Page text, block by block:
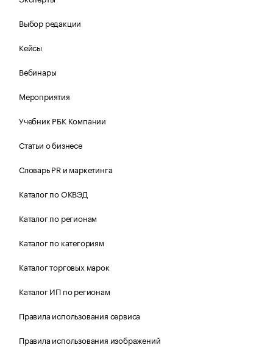
Выбор редакции
Кейсы
Вебинары
Мероприятия
Учебник РБК Компании
Статьи о бизнесе
Словарь PR и маркетинга
Каталог по ОКВЭД
Каталог по регионам
Каталог по категориям
Каталог торговых марок
Каталог ИП по регионам
Правила использования сервиса
Правила использования изображений